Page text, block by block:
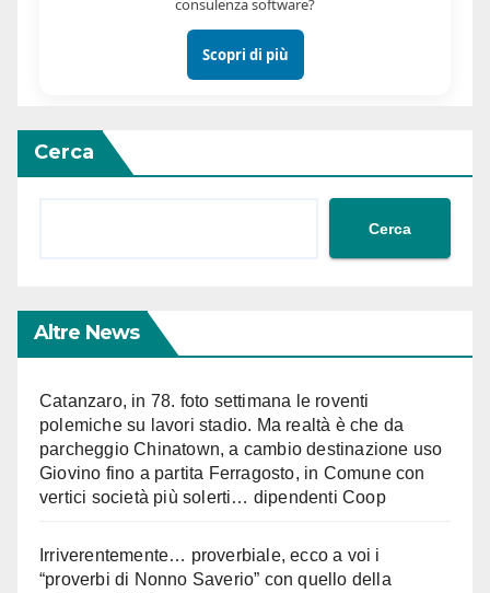
Cerca
Cerca
Altre News
Catanzaro, in 78. foto settimana le roventi
polemiche su lavori stadio. Ma realtà è che da
parcheggio Chinatown, a cambio destinazione uso
Giovino fino a partita Ferragosto, in Comune con
vertici società più solerti… dipendenti Coop
Irriverentemente… proverbiale, ecco a voi i
“proverbi di Nonno Saverio” con quello della
consulenza software?
Scopri di più